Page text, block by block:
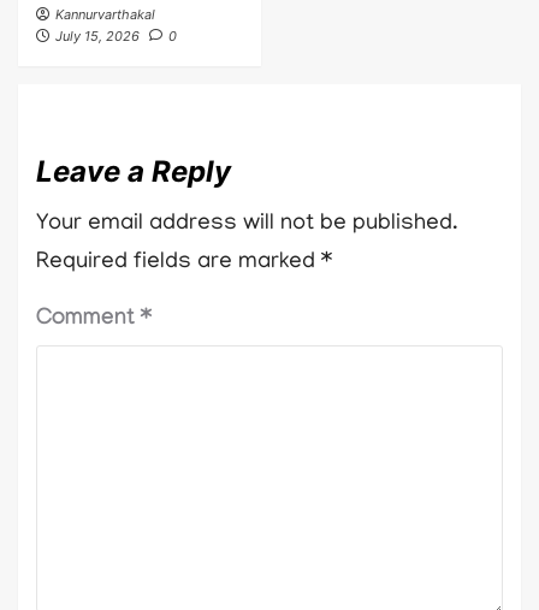
Kannurvarthakal
July 15, 2026
0
Leave a Reply
Your email address will not be published.
Required fields are marked *
Comment *